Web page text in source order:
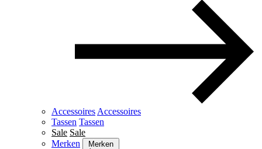
Accessoires Accessoires
Tassen Tassen
Sale Sale
Merken
Merken